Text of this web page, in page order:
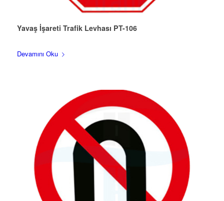
Yavaş İşareti Trafik Levhası PT-106
Devamını Oku